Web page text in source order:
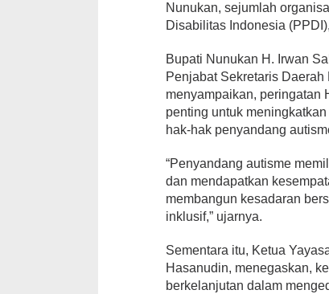
Nunukan, sejumlah
Disabilitas Indonesia
Bupati Nunukan H. Irwan
Penjabat Sekretaris
menyampaikan, peringatan
penting untuk
hak-hak penyandang
“Penyandang autisme
dan mendapatkan
membangun kesadaran
inklusif,” ujarnya.
Sementara itu, Ketua
Hasanudin, menegaskan,
berkelanjutan dalam